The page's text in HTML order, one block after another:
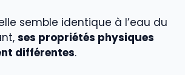
semble identique à l’eau du
ses propriétés physiques
différentes.